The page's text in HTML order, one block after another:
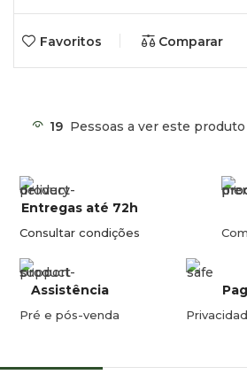
Diâmetro/Altura: 82/280 mm.
Favoritos Comparar
19 Pessoas a ver este produto
Entregas até 72h
Consultar condições
Assistência
Pré e pós-venda